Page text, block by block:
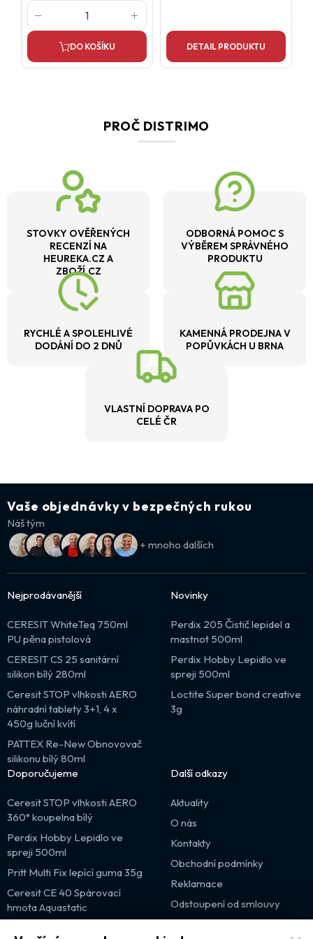
DO KOŠÍKU DETAIL PRODUKTU
PROČ DISTRIMO
STOVKY OVĚŘENÝCH
RECENZÍ NA
HEUREKA.CZ A
ZBOŽÍ.CZ
ODBORNÁ POMOC S
VÝBĚREM SPRÁVNÉHO
PRODUKTU
RYCHLÉ A SPOLEHLIVÉ
DODÁNÍ DO 2 DNŮ
KAMENNÁ PRODEJNA V
POPŮVKÁCH U BRNA
VLASTNÍ DOPRAVA PO
CELÉ ČR
Vaše objednávky v bezpečných rukou
Náš tým
+ mnoho dalších
Nejprodávanější
CERESIT WhiteTeq 750ml
PU pěna pistolová
CERESIT CS 25 sanitární
silikon bílý 280ml
Ceresit STOP vlhkosti AERO
náhradní tablety 3+1, 4 x
450g luční kvítí
PATTEX Re-New Obnovovač
silikonu bílý 80ml
Novinky
Perdix 205 Čistič lepidel a
mastnot 500ml
Perdix Hobby Lepidlo ve
spreji 500ml
Loctite Super bond creative
3g
Doporučujeme
Ceresit STOP vlhkosti AERO
360° koupelna bílý
Perdix Hobby Lepidlo ve
spreji 500ml
Pritt Multi Fix lepící guma 35g
Ceresit CE 40 Spárovací
hmota Aquastatic
Další odkazy
Aktuality
O nás
Kontakty
Obchodní podmínky
Reklamace
Odstoupení od smlouvy
Výprodej